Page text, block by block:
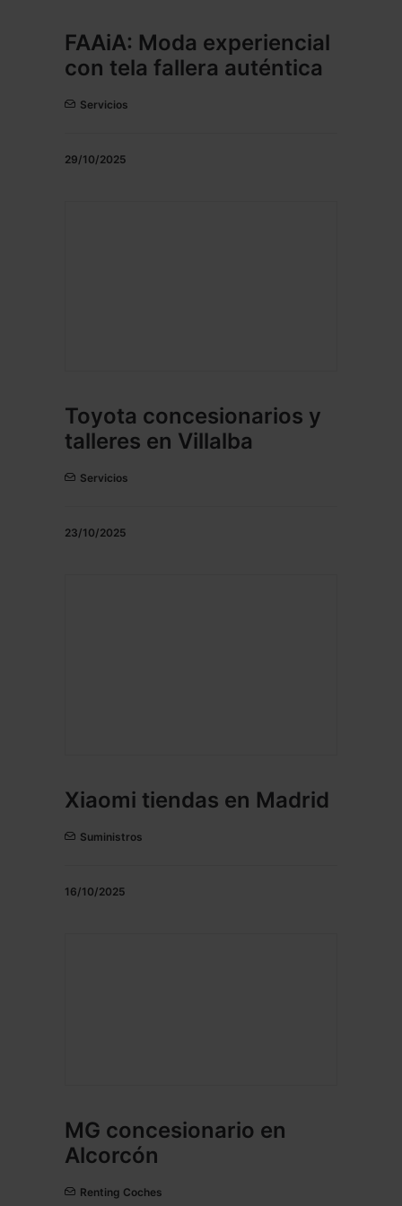
FAAiA: Moda experiencial
con tela fallera auténtica
Servicios
29/10/2025
Toyota concesionarios y
talleres en Villalba
Servicios
23/10/2025
Xiaomi tiendas en Madrid
Suministros
16/10/2025
MG concesionario en
Alcorcón
Renting Coches